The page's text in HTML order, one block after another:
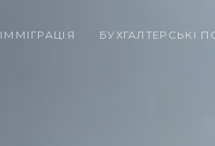
ІММІГРАЦІЯ БУХГАЛТЕРСЬКІ